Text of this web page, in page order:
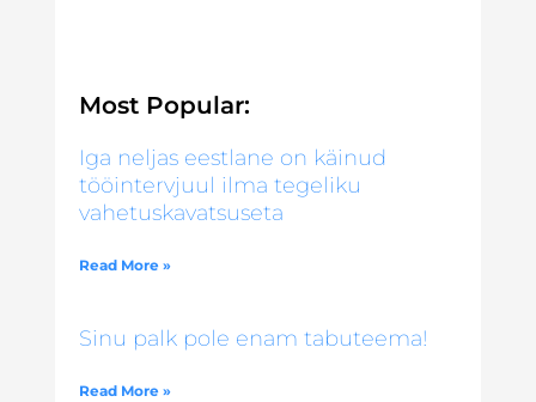
Most Popular:
Iga neljas eestlane on käinud
tööintervjuul ilma tegeliku
vahetuskavatsuseta
Read More »
Sinu palk pole enam tabuteema!
Read More »